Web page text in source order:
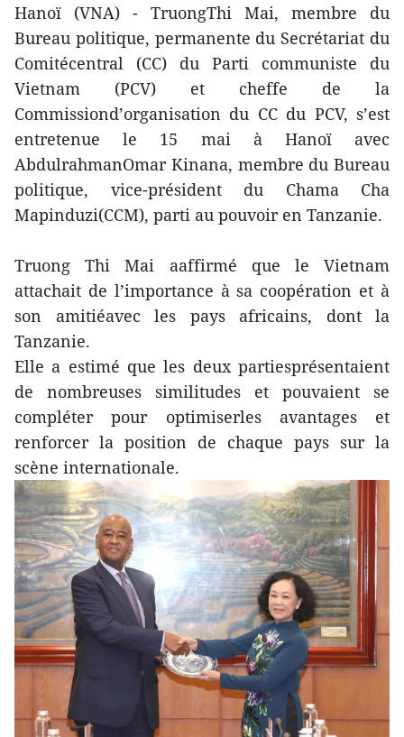
Hanoï (VNA) - TruongThi Mai, membre du
Bureau politique, permanente du Secrétariat du
Comitécentral (CC) du Parti communiste du
Vietnam (PCV) et cheffe de la
Commissiond’organisation du CC du PCV, s’est
entretenue le 15 mai à Hanoï avec
AbdulrahmanOmar Kinana, membre du Bureau
politique, vice-président du Chama Cha
Mapinduzi(CCM), parti au pouvoir en Tanzanie.
Truong Thi Mai aaffirmé que le Vietnam
attachait de l’importance à sa coopération et à
son amitiéavec les pays africains, dont la
Tanzanie.
Elle a estimé que les deux partiesprésentaient
de nombreuses similitudes et pouvaient se
compléter pour optimiserles avantages et
renforcer la position de chaque pays sur la
scène internationale.